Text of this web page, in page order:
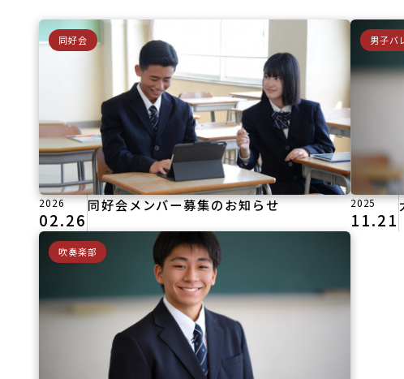
同好会
2026
02.26
同好会メンバー募集のお知らせ
男子バ
2025
11.21
吹奏楽部